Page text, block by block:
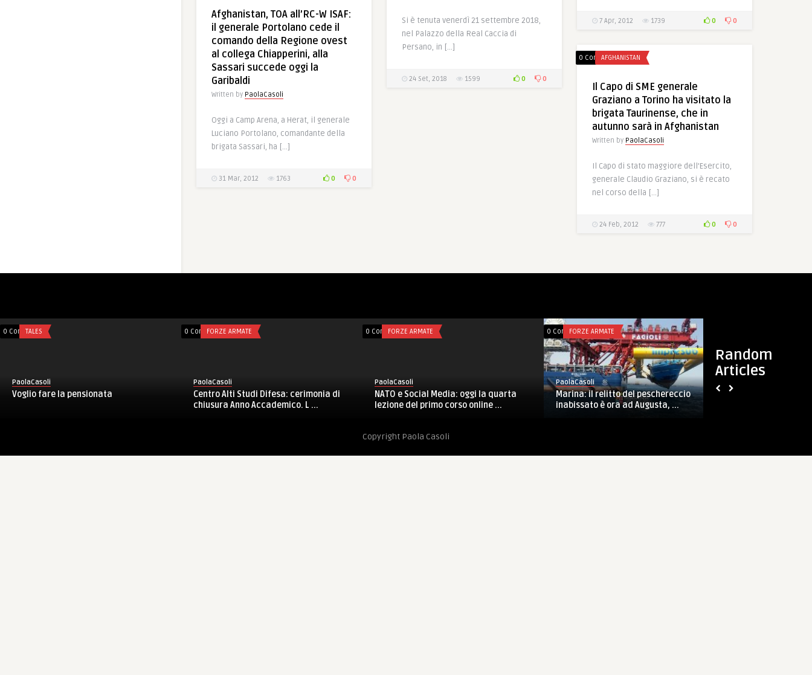
Si è tenuta venerdì 21 settembre 2018,
nel Palazzo della Real Caccia di
Persano, in […]
24 Set, 2018 1599 0 0
7 Apr, 2012 1739 0 0
Afghanistan, TOA all’RC-W ISAF:
il generale Portolano cede il
comando della Regione ovest
al collega Chiapperini, alla
Sassari succede oggi la
Garibaldi
Written by PaolaCasoli
Oggi a Camp Arena, a Herat, il generale
Luciano Portolano, comandante della
brigata Sassari, ha […]
31 Mar, 2012 1763 0 0
0 CommentsAFGHANISTAN
Il Capo di SME generale
Graziano a Torino ha visitato la
brigata Taurinense, che in
autunno sarà in Afghanistan
Written by PaolaCasoli
Il Capo di stato maggiore dell’Esercito,
generale Claudio Graziano, si è recato
nel corso della […]
24 Feb, 2012 777 0 0
Random
Articles
0 CommentsFORZE ARMATE
PaolaCasoli
Scuola Sottufficiali: il VBS3 e la
0 CommentsFORZE ARMATE
PaolaCasoli
Via camicia e cravatta: sedici
manager di Unicredit vestono la mim ...
0 CommentsFORZE ARMATE
PaolaCasoli
La Scuola Sottufficiali commemora i
Caduti per la Patria con una s ...
0 CommentsFORZE ARMATE
del Fante a Vittorio Veneto, l ...
Copyright Paola Casoli